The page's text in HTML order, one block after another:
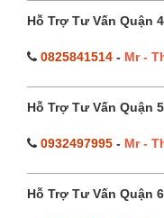
Hỗ Trợ Tư Vấn Quận 4
0825841514 - Mr -
Hỗ Trợ Tư Vấn Quận 5
0932497995 - Mr -
Hỗ Trợ Tư Vấn Quận 6